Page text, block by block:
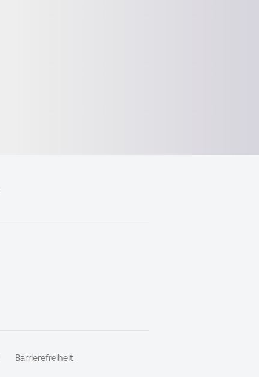
Barrierefreiheit